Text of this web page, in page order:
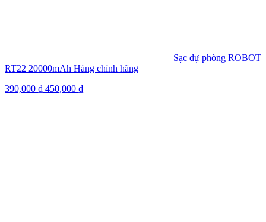
Sạc dự phòng ROBOT
RT22 20000mAh Hàng chính hãng
390,000 ₫ 450,000 ₫